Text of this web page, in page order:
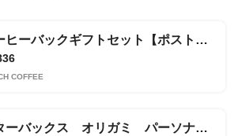
コーヒーバックギフトセット【ポスト投函】
COFFEE
スターバックス オリガミ パーソナルドリップ コーヒーギフト